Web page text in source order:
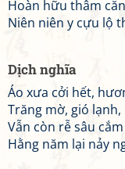
Hoàn hữu thâm
Niên niên y cựu lộ
Dịch nghĩa
Áo xưa cởi hết,
Trăng mờ, gió
Vẫn còn rễ sâu
Hằng năm lại nảy